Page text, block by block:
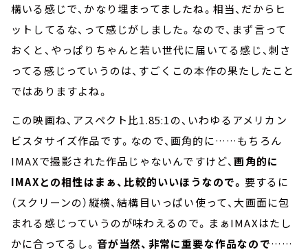
構いる感じで、かなり埋まってましたね。相当、だからヒ
ットしてるな、って感じがしました。なので、まず言って
おくと、やっぱりちゃんと若い世代に届いてる感じ、刺さ
ってる感じっていうのは、すごくこの本作の果たしたこと
ではありますよね。
この映画ね、アスペクト比1.85:1の、いわゆるアメリカン
ビスタサイズ作品です。なので、画角的に……もちろん
IMAXで撮影された作品じゃないんですけど、画角的に
IMAXとの相性はまぁ、比較的いいほうなので。 要するに
（スクリーンの）縦横、結構目いっぱい使って、大画面に包
まれる感じっていうのが味わえるので。まぁIMAXはたし
かに合ってるし。 音が当然、非常に重要な作品なので……